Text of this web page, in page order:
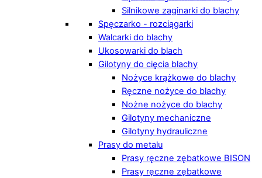
Silnikowe zaginarki do blachy
Spęczarko - rozciągarki
Walcarki do blachy
Ukosowarki do blach
Gilotyny do cięcia blachy
Nożyce krążkowe do blachy
Ręczne nożyce do blachy
Nożne nożyce do blachy
Gilotyny mechaniczne
Gilotyny hydrauliczne
Prasy do metalu
Prasy ręczne zębatkowe BISON
Prasy ręczne zębatkowe